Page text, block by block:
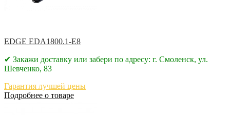
EDGE EDA1800.1-E8
✔ Закажи доставку или забери по адресу: г. Смоленск, ул.
Шевченко, 83
Гарантия лучшей цены
Подробнее о товаре